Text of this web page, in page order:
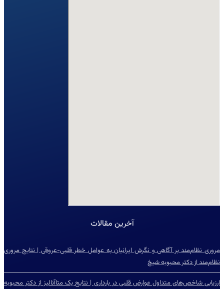
آخرین مقالات
مروری نظام‌مند بر آگاهی و نگرش ایرانیان به عوامل خطر قلبی-عروقی | نتایج مروری
نظام‌مند از دکتر محبوبه شیخ
ارزیابی شاخص‌‌های متداول عوارض قلبی در بارداری | نتایج یک متاآنالیز از دکتر محبوبه